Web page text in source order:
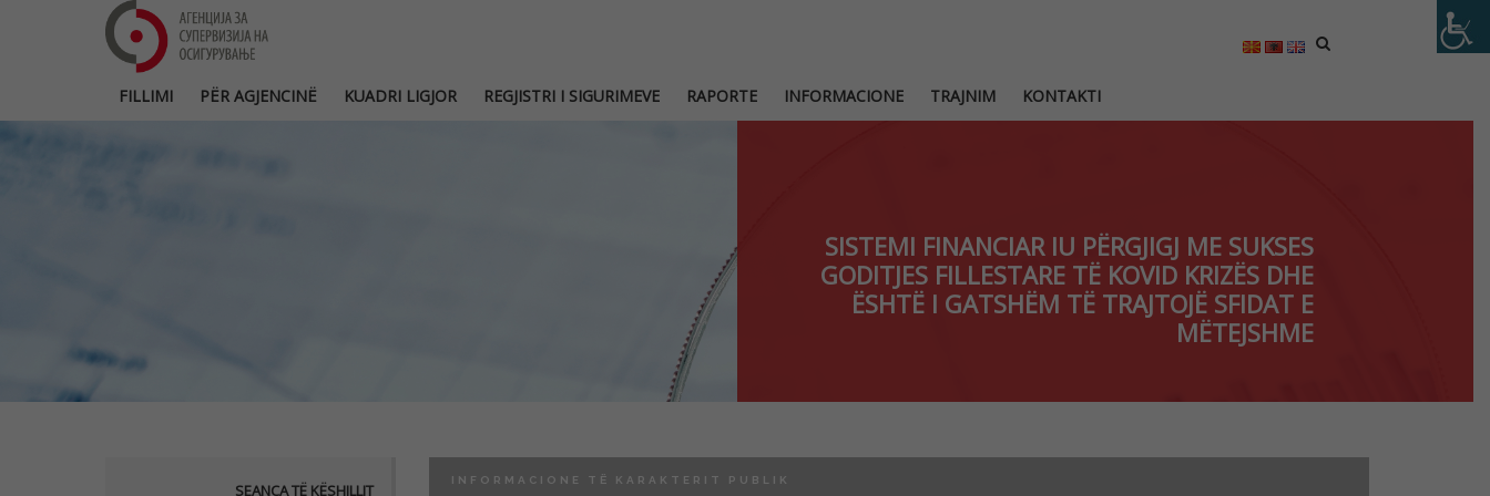
FILLIMI PËR AGJENCINË KUADRI LIGJOR REGJISTRI I SIGURIMEVE RAPORTE INFORMACIONE TRAJNIM KONTAKTI
SISTEMI FINANCIAR IU PËRGJIGJ ME SUKSES
GODITJES FILLESTARE TË KOVID KRIZËS DHE
ËSHTË I GATSHËM TË TRAJTOJË SFIDAT E
MËTEJSHME
SEANCA TË KËSHILLIT
INFORMACIONE TË KARAKTERIT PUBLIK